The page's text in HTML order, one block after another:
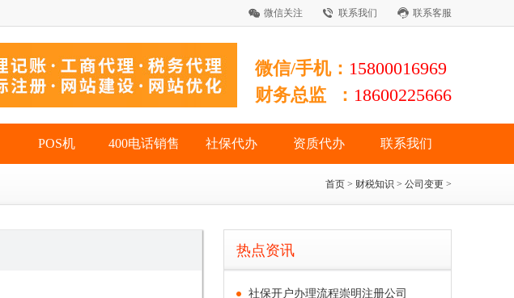
微信关注 联系我们 联系客服
微信/手机： 15800016969
财务总监 ： 18600225666
POS机 400电话销售 社保代办 资质代办 联系我们
首页 > 财税知识 > 公司变更 >
热点资讯
社保开户办理流程崇明注册公司